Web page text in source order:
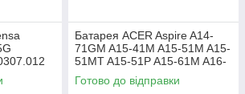
Батарея ACER Aspire A14-
71GM A15-41M A15-51M A15-
51MT A15-51P A15-61M A16-
51GM 11.25V 4471mAh
ОРИГІНАЛ
Готово до відправки